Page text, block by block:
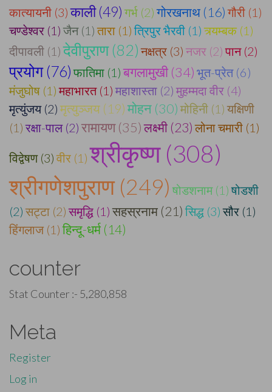
कात्यायनी (3) काली (49) गर्भ (2) गोरखनाथ (16) गौरी (1)
चण्डेश्वर (1) जैन (1) तारा (1) त्रिपुर भैरवी (1) त्र्यम्बक (1)
दीपावली (1) देवीपुराण (82) नक्षत्र (3) नजर (2) पान (2)
प्रयोग (76) फातिमा (1) बगलामुखी (34) भूत-प्रेत (6)
मंजुघोष (1) महाभारत (1) महाशास्ता (2) मुहम्मदा वीर (4)
मृत्युंजय (2) मृत्युञ्जय (19)मोहन (30) मोहिनी (1) यक्षिणी
(1) रक्षा-पाल (2) रामायण (35)लक्ष्मी (23) लोना चमारी (1)
विद्वेषण (3) वीर (1) श्रीकृष्ण (308)
श्रीगणेशपुराण (249) षोडशनाम (1) षोडशी
(2) सट्टा (2) समृद्धि (1) सहस्रनाम (21) सिद्ध (3) सौर (1)
हिंगलाज (1) हिन्दू-धर्म (14)
counter
Stat Counter :- 5,280,858
Meta
Register
Log in